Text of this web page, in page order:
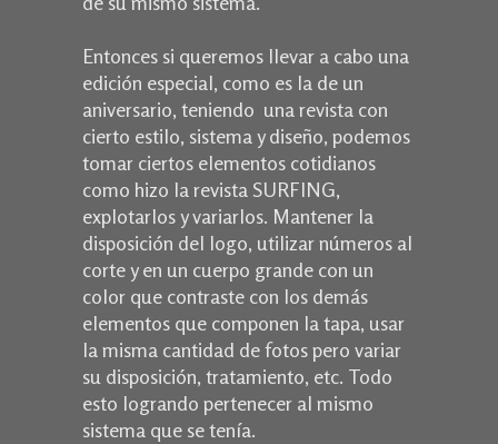
Entonces si queremos llevar a cabo una
edición especial, como es la de un
aniversario, teniendo una revista con
cierto estilo, sistema y diseño, podemos
tomar ciertos elementos cotidianos
como hizo la revista SURFING,
explotarlos y variarlos. Mantener la
disposición del logo, utilizar números al
corte y en un cuerpo grande con un
color que contraste con los demás
elementos que componen la tapa, usar
la misma cantidad de fotos pero variar
su disposición, tratamiento, etc. Todo
esto logrando pertenecer al mismo
sistema que se tenía.